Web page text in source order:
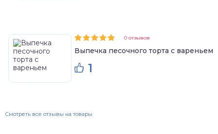
0 отзывов
Выпечка песочного торта с вареньем
1
Смотреть все отзывы на товары